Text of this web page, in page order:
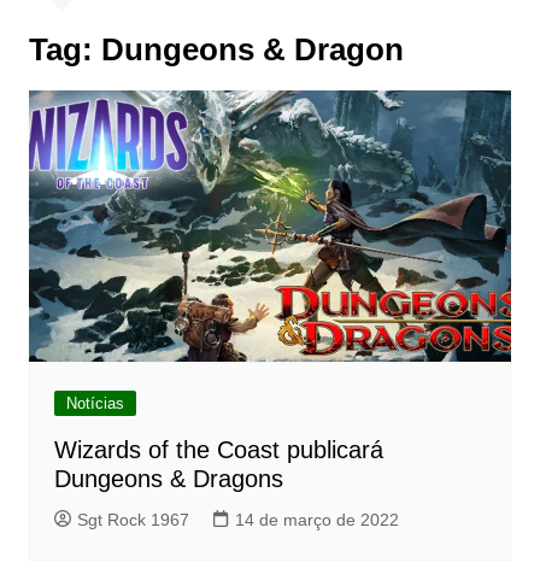
Tag: Dungeons & Dragon
Notícias
Wizards of the Coast publicará
Dungeons & Dragons
Sgt Rock 1967 14 de março de 2022